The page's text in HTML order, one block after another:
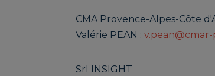
CMA Provence-Alpes-Côte
Valérie PEAN : v.pean@cmar-
Srl INSIGHT